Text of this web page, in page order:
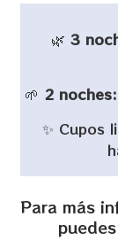
🌿 3
🌱 2 noches:
✨ Cupos
Para más